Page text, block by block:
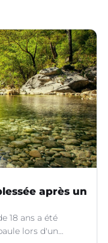
après un
18 ans a été
lors d'un